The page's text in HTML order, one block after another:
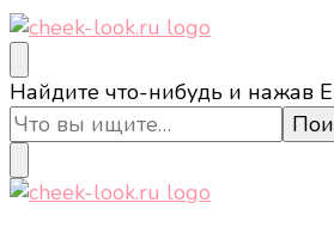
cheek-look.ru
Женский сайт о звездах и
здоровом образе жизни,
еде.
Ищите
что-
то?
Найдите что-нибудь и нажав